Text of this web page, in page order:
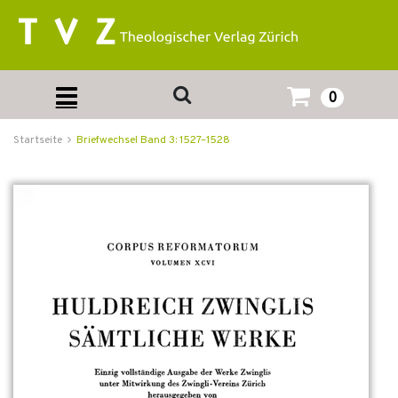
0
Startseite Briefwechsel Band 3: 1527–1528